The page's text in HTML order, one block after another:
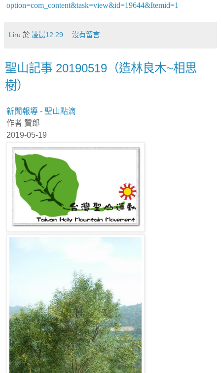
option=com_content&task=view&id=19644&Itemid=1
Liru 於 凌晨12:29 沒有留言:
聖山記事 20190519（造林良木~相思
樹）
新聞報導 - 聖山點滴
作者 贊郎
2019-05-19